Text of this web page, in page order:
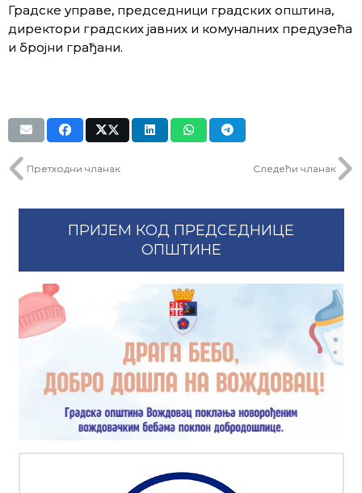
Градске управе, председници градских општина,
директори градских јавних и комуналних предузећа
и бројни грађани.
Претходни чланак Следећи чланак
ПРИЈЕМ КОД ПРЕДСЕДНИЦЕ
ОПШТИНЕ